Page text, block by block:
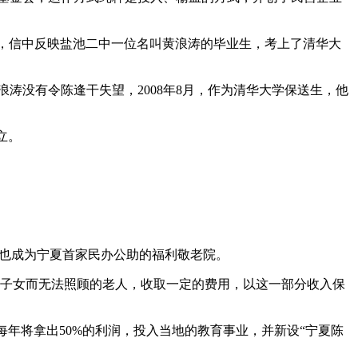
中反映盐池二中一位名叫黄浪涛的毕业生，考上了清华大
没有令陈逢干失望，2008年8月，作为清华大学保送生，他
成为宁夏首家民办公助的福利敬老院。
女而无法照顾的老人，收取一定的费用，以这一部分收入保
将拿出50%的利润，投入当地的教育事业，并新设“宁夏陈